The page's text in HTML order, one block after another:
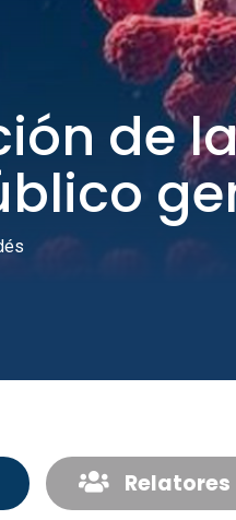
de
Relatores